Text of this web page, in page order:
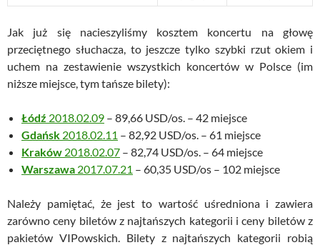
Jak już się nacieszyliśmy kosztem koncertu na głowę
przeciętnego słuchacza, to jeszcze tylko szybki rzut okiem i
uchem na zestawienie wszystkich koncertów w Polsce (im
niższe miejsce, tym tańsze bilety):
Łódź 2018.02.09 – 89,66 USD/os. – 42 miejsce
Gdańsk 2018.02.11 – 82,92 USD/os. – 61 miejsce
Kraków 2018.02.07 – 82,74 USD/os. – 64 miejsce
Warszawa 2017.07.21 – 60,35 USD/os – 102 miejsce
Należy pamiętać, że jest to wartość uśredniona i zawiera
zarówno ceny biletów z najtańszych kategorii i ceny biletów z
pakietów VIPowskich. Bilety z najtańszych kategorii robią